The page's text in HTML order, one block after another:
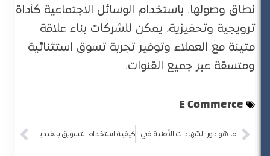
نطاق وصولها. باستخدام الوسائل الاجتماعية كأداة
ترويجية وتحفيزية، يمكن للشركات بناء علاقة
متينة مع العملاء وتوفير تجربة تسوق استثنائية
ومتسقة عبر جميع القنوات.
E Commerce
ما هو دور الشهادات الأمنية في زيادة ثقة العملاء في التجارة الإلكترونية؟ كيفية استخدام التسويق بالفيديو لجذب العملاء إلى متجرك الإلكتروني